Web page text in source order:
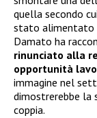
quella secondo
stato alimentato
Damato ha
rinunciato alla
opportunità
immagine nel
dimostrerebbe la
coppia.